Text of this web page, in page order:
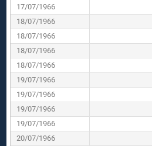
17/07/1966
18/07/1966
18/07/1966
18/07/1966
18/07/1966
19/07/1966
19/07/1966
19/07/1966
19/07/1966
20/07/1966